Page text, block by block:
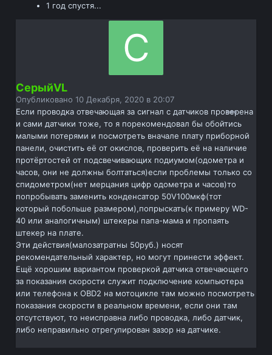
1 год спустя...
СерыйVL
Опубликовано10 Декабря, 2020 в 20:07
Если проводка отвечающая за сигнал с датчиков проверена
и сами датчики тоже, то я порекомендовал бы обойтись
малыми потерями и посмотреть вначале плату приборной
панели, очистить её от окислов, проверить её на наличие
протёртостей от подсвечивающих подиумом(одометра и
часов, они не должны болтаться)если проблемы только со
спидометром(нет мерцания цифр одометра и часов)то
попробывать заменить конденсатор 50V100мкф(тот
который побольше размером),попрыскать(к примеру WD-
40 или аналогичным) штекеры папа-мама и пропаять
штекер на плате.
Эти действия(малозатратны 50руб.) носят
рекомендательный характер, но могут принести эффект.
Ещё хорошим вариантом проверкой датчика отвечающего
за показания скорости служит подключение компьютера
или телефона к OBD2 на мотоцикле там можно посмотреть
показания скорости в реальном времени, если они там
отсутствуют, то неисправна либо проводка, либо датчик,
либо неправильно отрегулирован зазор на датчике.